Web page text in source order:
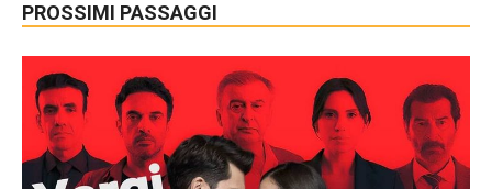
PROSSIMI PASSAGGI